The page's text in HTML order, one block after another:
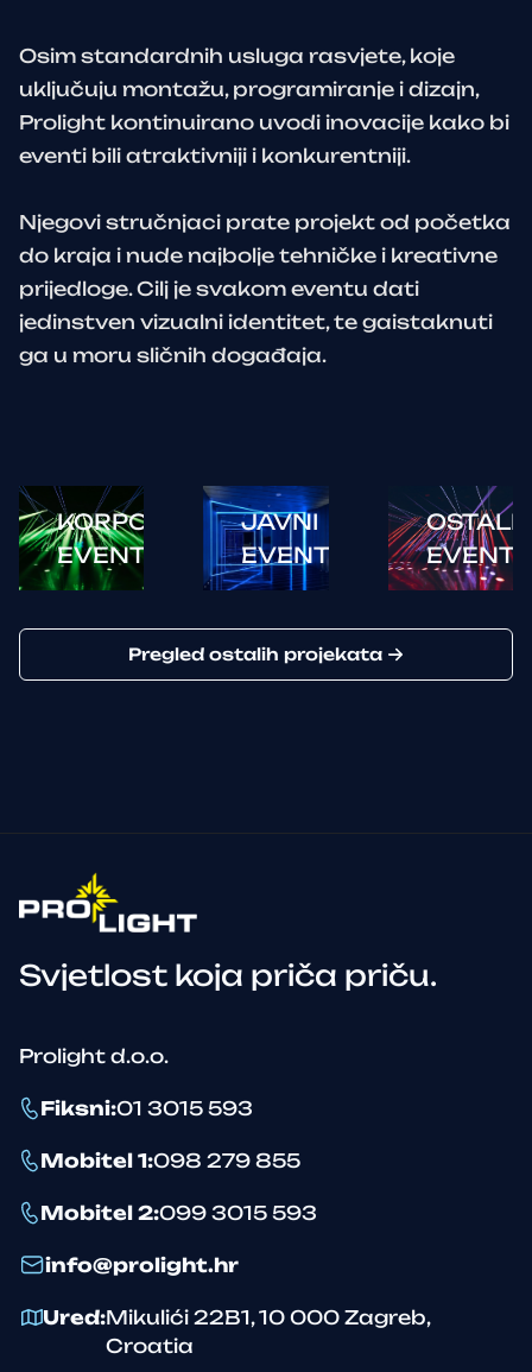
Osim standardnih usluga rasvjete, koje
uključuju montažu, programiranje i dizajn,
Prolight kontinuirano uvodi inovacije kako bi
eventi bili atraktivniji i konkurentniji.
Njegovi stručnjaci prate projekt od početka
do kraja i nude najbolje tehničke i kreativne
prijedloge. Cilj je svakom eventu dati
jedinstven vizualni identitet, te gaistaknuti
ga u moru sličnih događaja.
KORPORATIVNI
EVENTI
JAVNI
EVENTI
OSTALI
EVENTI
Pregled ostalih projekata
Svjetlost koja priča priču.
Prolight d.o.o.
Fiksni:01 3015 593
Mobitel 1:098 279 855
Mobitel 2:099 3015 593
info@prolight.hr
Ured:Mikulići 22B1,10 000 Zagreb,
Croatia